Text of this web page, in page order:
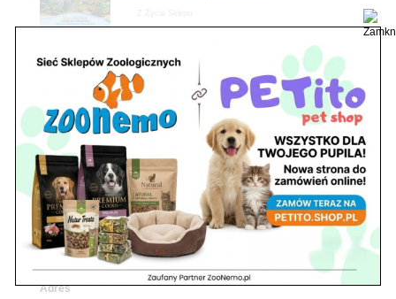
Z Życia Sklepu
rośliny akwariowe w ZooNemo – Legionowo i
Nowy Dwór Mazowiecki
Upały wracają! Zadbaj o komfort swojego pupila
z matami chłodzącymi ZooNemo
Z Życia Sklepu
Petito Pet Shop – Internetowy Sklep Zoologiczny
Online! Wszystko Dla Twojego Pupila | ZooNemo
Adres